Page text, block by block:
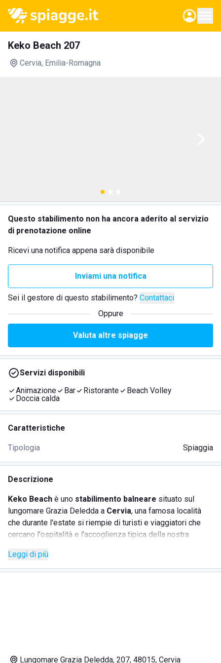
Keko Beach 207
Cervia, Emilia-Romagna
Questo stabilimento non ha ancora aderito al servizio
di prenotazione online
Ricevi una notifica appena sarà disponibile
Inviami una notifica
Sei il gestore di questo stabilimento? Contattaci
Oppure
Valuta altre spiagge
Servizi disponibili
Animazione
Bar Ristorante
Beach Volley
Doccia calda
Caratteristiche
Tipologia Spiaggia
Descrizione
Keko Beach è uno stabilimento balneare situato sul
lungomare Grazia Deledda a Cervia, una famosa località
che durante l'estate si riempie di turisti e viaggiatori che
cercano l'ospitalità e l'accoglienza tipica della nostra
Keko beach offre ai turisti numerosi servizi e comfort per
Leggi di più
Lungomare Grazia Deledda, 207, 48015, Cervia